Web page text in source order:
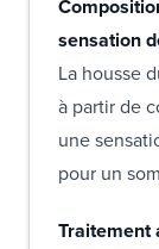
sensation
La housse
à partir de
une
pour un
Traitement